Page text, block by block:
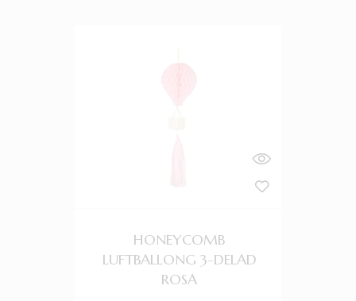
HONEYCOMB
LUFTBALLONG 3-DELAD
ROSA